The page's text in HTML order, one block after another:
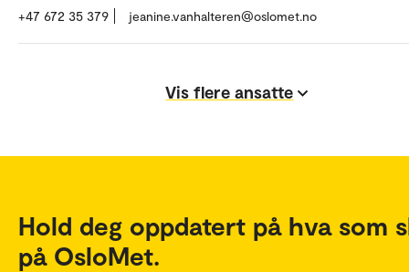
+47 672 35 379 jeanine.vanhalteren@oslomet.no
Vis flere ansatte
Hold deg oppdatert på hva som
på OsloMet.